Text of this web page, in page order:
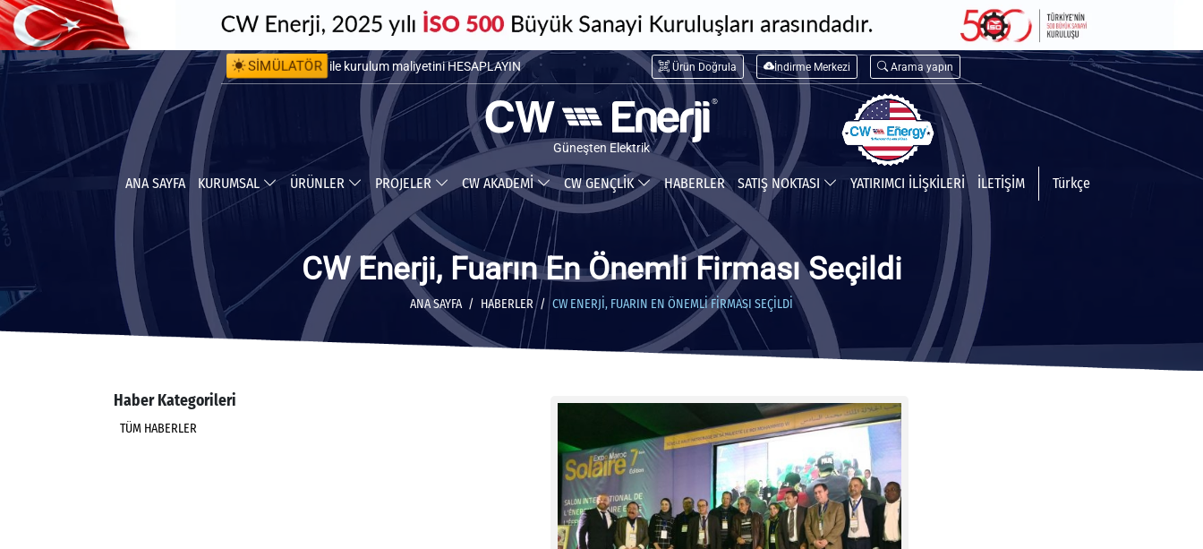
SİMÜLATÖR
ile kurulum maliyetini HESAPLAYIN
ile yapabileceğiniz tasarrufu HESAPLAYIN
Ürün Doğrula İndirme Merkezi Arama yapın
Güneşten Elektrik
ANA SAYFA KURUMSAL ÜRÜNLER PROJELER CW AKADEMİ CW GENÇLİK HABERLER SATIŞ NOKTASI YATIRIMCI İLİŞKİLERİ İLETİŞİM Türkçe
CW Enerji, Fuarın En Önemli Firması Seçildi
ANA SAYFA HABERLER CW ENERJI, FUARIN EN ÖNEMLI FIRMASI SEÇILDI
Haber Kategorileri
TÜM HABERLER